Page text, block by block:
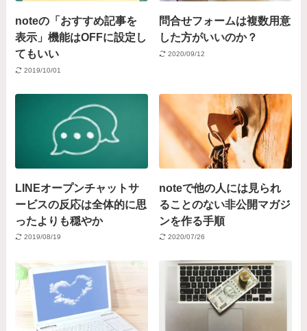
noteの「おすすめ記事を
表示」機能はOFFに設定し
てもいい
2019/10/01
問合せフォームは複数用意
した方がいいのか？
2020/09/12
LINEオープンチャットサ
ービスの反応は全体的に思
ったよりも穏やか
2019/08/19
noteで他の人には見られ
ることのない非公開マガジ
ンを作る手順
2020/07/26